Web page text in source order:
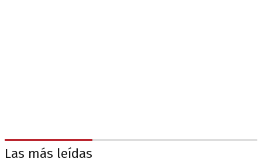
Las más leídas